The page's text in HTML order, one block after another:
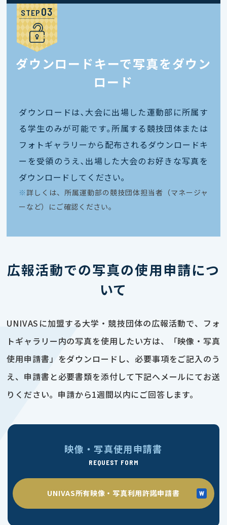
STEP
ダウンロードキーで写真をダウン
ロード
ダウンロードは､大会に出場した運動部に所属す
る学生のみが可能です｡所属する競技団体または
フォトギャラリーから配布されるダウンロードキ
ーを受領のうえ､出場した大会のお好きな写真を
ダウンロードしてください｡
※ 詳しくは、所属運動部の競技団体担当者（マネージャ
ーなど）にご確認ください。
広報活動での写真の使用申請につ
いて
UNIVASに加盟する大学・競技団体の広報活動で、フォ
トギャラリー内の写真を使用したい方は、「映像・写真
使用申請書」をダウンロードし、必要事項をご記入のう
え、申請書と必要書類を添付して下記へメールにてお送
りください。申請から1週間以内にご回答します。
映像・写真使用申請書
REQUEST FORM
UNIVAS所有映像・写真利用許諾申請書